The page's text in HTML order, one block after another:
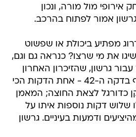
מול מורה, ונכון
אמור לפתוח בהרכב.
מפתיע ביכולת או שפשוט
את מי שרצו? כנראה גם וגם,
גרשון, שהזיכרון האחרון
שלו בירוק הוא חילוף בדקה ה-42 - אחת הדקות הכי
כדורגל לצאת החוצה; המאמן
שלוש דקות נוספות איתו על
ודמעות בעיניים. גרשון